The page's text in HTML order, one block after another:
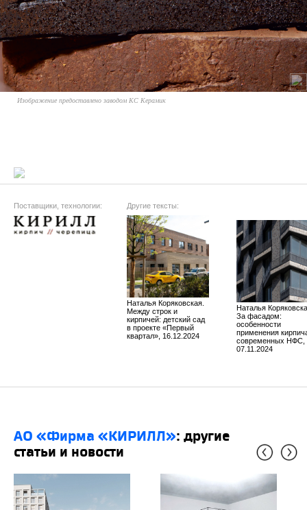
Изображение предоставлено заводом КС Керамик
Поставщики, технологии: Другие тексты:
Наталья Коряковская. ​
Между строк и
кирпичей: детский сад
в проекте «Первый
квартал», 16.12.2024
Наталья
За фасадом:
особенности
применения
современных НФС,
07.11.2024
АО «Фирма «КИРИЛЛ»: другие
статьи и новости